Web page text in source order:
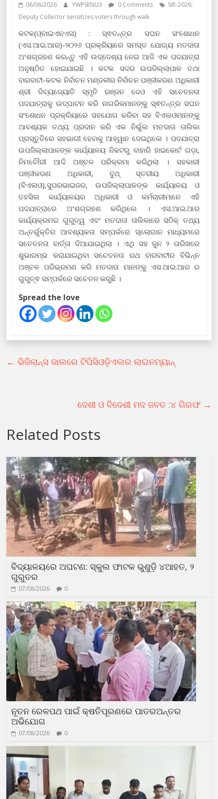
06/06/2026 YWPSENU3 0 Comments
SIR-2026:
Deputy Collector sensitizes voters through walk
କଟକ(ଓ୍ବାଇଏନଏସ) : ସ୍ଵତନ୍ତ୍ର ସଘନ ସଂଶୋଧନ
(ଏସ.ଆଇ.ଆର)-୨୦୨୬ ପ୍ରକ୍ରିୟାରେ ସମସ୍ତ ଯୋଗ୍ୟ ମତଦାତା
ଅଂଶଗ୍ରହଣ କରନ୍ତୁ ଏହି ଉଦ୍ଦେଶ୍ୟ ନେଇ ଆଜି ଏକ ପଦଯାତ୍ରା
ଅନୁଷ୍ଠିତ ହୋଇଯାଇଛି । କଟକ ସଦର ଉପଜିଲ୍ଲାପାଳ ତଥା
ବାରବାଟୀ-କଟକ ନିର୍ବାଚନ ମଣ୍ଡଳୀର ନିର୍ବାଚନ ପଞ୍ଜୀକରଣ ଅଧିକାରୀ
ଶ୍ରୀ ଦିବ୍ୟଜ୍ୟୋତି ସ୍ମୃତି ରଞ୍ଜନ ଦେଓ ଏହି ସଚେତନତା
ପଦଯାତ୍ରାକୁ ଉଦ୍ଘାଟନ କରି ନାଗରିକମାନଙ୍କୁ ସ୍ଵତନ୍ତ୍ର ସଘନ
ସଂଶୋଧନ ପ୍ରକ୍ରିୟାରେ ସହଯୋଗ କରିବା ସହ ବିଏଲଓମାନଙ୍କୁ
ଆବଶ୍ୟକ ତଥ୍ୟ ପ୍ରଦାନ କରି ଏକ ନିର୍ଭୁଲ ମତଦାତା ତାଲିକା
ପ୍ରସ୍ତୁତିରେ ସହଭାଗୀ ହେବାକୁ ଆହ୍ୱାନ ଦେଇଥିଲେ । ପଦଯାତ୍ରା
ଉପଜିଲ୍ଲାପାଳଙ୍କ କାର୍ଯ୍ୟାଳୟ ନିକଟରୁ ବାହାରି ହାଇକୋର୍ଟ ଗଡ଼ା,
ନିମଚୌରୀ ଆଦି ଅଞ୍ଚଳ ପରିକ୍ରମା କରିଥିଲା । ସହକାରୀ
ପଞ୍ଜୀକରଣ ଅଧିକାରୀ, ବୁଥ୍ ସ୍ତରୀୟ ଅଧିକାରୀ
(ବିଏଲଓ),ସୁପରଭାଇଜର, ଉପଜିଲ୍ଲାପାଳଙ୍କ କାର୍ଯ୍ୟାଳୟ ଓ
ତହସିଲ କାର୍ଯ୍ୟାଳୟର ଅଧିକାରୀ ଓ କର୍ମଚାରୀମାନେ ଏହି
ପଦଯାତ୍ରାରେ ଅଂଶଗ୍ରହଣ କରିଥିଲେ । ଏସ.ଆଇ.ଆର
କାର୍ଯ୍ୟକ୍ରମର ଗୁରୁତ୍ୱ ଏବଂ ମତଦାତା ତାଲିକାରେ ସଠିକ୍ ତଥ୍ୟ
ଅନ୍ତର୍ଭୁକ୍ତିର ଆବଶ୍ୟକତା ସମ୍ପର୍କରେ ସ୍ଲୋଗାନ ମାଧ୍ୟମରେ
ସଚେତନତା ବାର୍ତ୍ତା ଦିଆଯାଇଥିଲା । ଏଥି ସହ ଜୁନ ୨ ତାରିଖରେ
ଶୁଭାରମ୍ଭ କରାଯାଇଥିବା ସଚେତନତା ରଥ ବାରବାଟୀର ବିଭିନ୍ନ
ଅଞ୍ଚଳ ପରିଭ୍ରମଣ କରି ମତଦାତା ମାନଙ୍କୁ ଏସ.ଆଇ.ଆର ର
ଗୁରୁତ୍ଵ ସମ୍ପର୍କରେ ସଚେତନ କରୁଛି ।
Spread the love
← ଭିଜିଲାନ୍ସ ଜାଲରେ ଟିପିସିଓଡ଼ିଏଲର ଲାଇନମ୍ୟାନ୍
ଦେଶୀ ଓ ବିଦେଶୀ ମଦ ଜବତ :୪ ଗିରଫ →
Related Posts
ବିଦ୍ୟାଳୟରେ ଅଘଟଣ: ସ୍କୁଲ ଫାଟକ ଭୁଶୁଡ଼ି ୪ଆହତ, ୨
ଗୁରୁତର
07/08/2026 0
ନୂତନ ରେଳପଥ ପାଇଁ କ୍ଷତିପୂରଣରେ ପାତରଅନ୍ତର
ଅଭିଯୋଗ
07/08/2026 0